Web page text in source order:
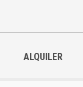
ALQUILER